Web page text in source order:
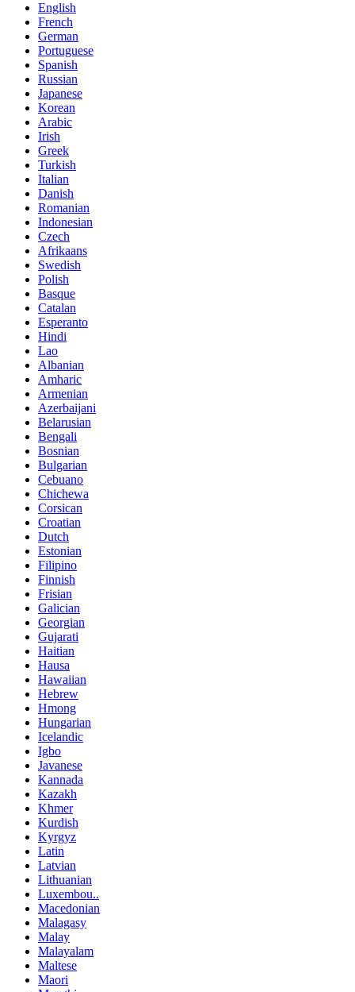
English
French
German
Portuguese
Spanish
Russian
Japanese
Korean
Arabic
Irish
Greek
Turkish
Italian
Danish
Romanian
Indonesian
Czech
Afrikaans
Swedish
Polish
Basque
Catalan
Esperanto
Hindi
Lao
Albanian
Amharic
Armenian
Azerbaijani
Belarusian
Bengali
Bosnian
Bulgarian
Cebuano
Chichewa
Corsican
Croatian
Dutch
Estonian
Filipino
Finnish
Frisian
Galician
Georgian
Gujarati
Haitian
Hausa
Hawaiian
Hebrew
Hmong
Hungarian
Icelandic
Igbo
Javanese
Kannada
Kazakh
Khmer
Kurdish
Kyrgyz
Latin
Latvian
Lithuanian
Luxembou..
Macedonian
Malagasy
Malay
Malayalam
Maltese
Maori